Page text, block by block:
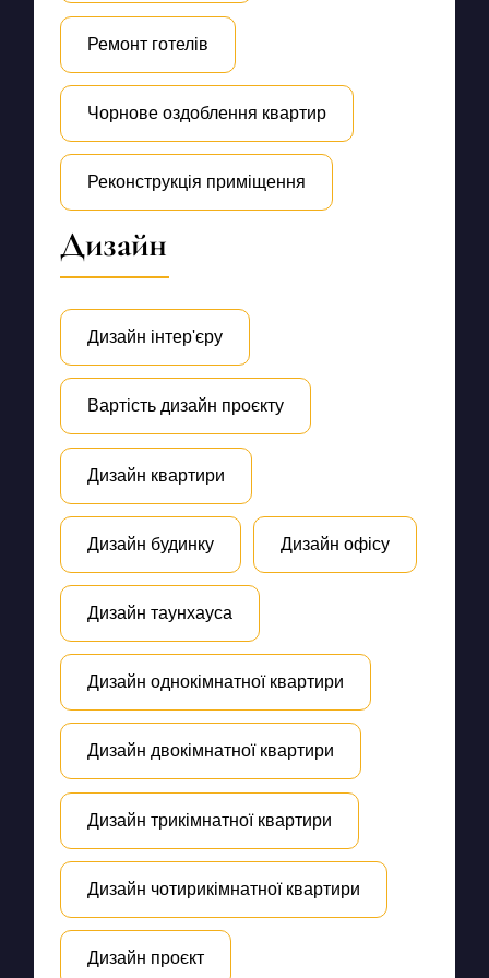
Ремонт готелів
Чорнове оздоблення квартир
Реконструкція приміщення
Дизайн
Дизайн інтер'єру
Вартість дизайн проєкту
Дизайн квартири
Дизайн будинку Дизайн офісу
Дизайн таунхауса
Дизайн однокімнатної квартири
Дизайн двокімнатної квартири
Дизайн трикімнатної квартири
Дизайн чотирикімнатної квартири
Дизайн проєкт